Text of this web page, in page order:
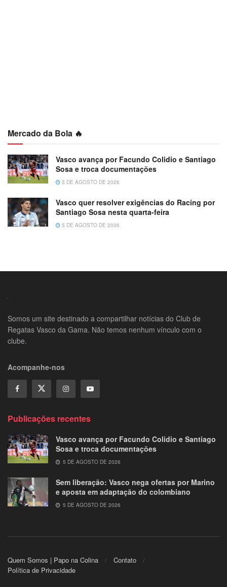
Mercado da Bola 🔥
Vasco avança por Facundo Colidio e Santiago
Sosa e troca documentações
5 DE AGOSTO DE 2026
Vasco quer resolver exigências do Racing por
Santiago Sosa nesta quarta-feira
5 DE AGOSTO DE 2026
Somos um site destinado a compartilhar notícias do Club de
Regatas Vasco da Gama. Não temos nenhum vínculo com o
clube.
Acompanhe-nos
Publicações recentes
Vasco avança por Facundo Colidio e Santiago
Sosa e troca documentações
5 DE AGOSTO DE 2026
Sem liberação: Vasco nega ofertas por Marino
e aposta em adaptação do colombiano
5 DE AGOSTO DE 2026
Quem Somos | Papo na Colina
Contato
Política de Privacidade